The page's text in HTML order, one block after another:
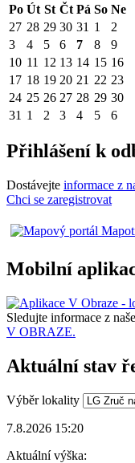
Po Út St Čt Pá So Ne
27 28 29 30 31 1
2
3
4 5 6 7 8
9
10 11 12 13 14 15 16
17 18 19 20 21 22 23
24 25 26 27 28 29 30
31 1 2 3 4 5 6
Přihlášení k
Dostávejte informace z
Chci se zaregistrovat
Mobilní
Sledujte informace z
V OBRAZE.
Aktuální stav
Výběr lokality
7.8.2026 15:20
Aktuální výška: